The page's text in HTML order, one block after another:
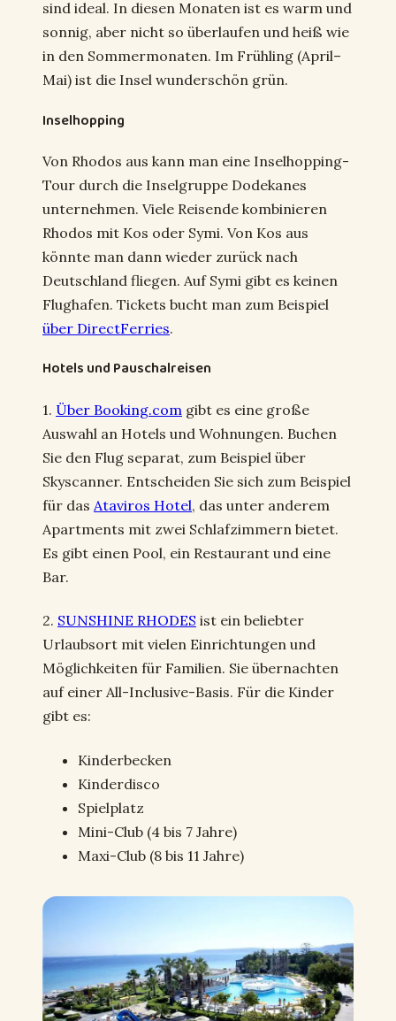
sind ideal. In diesen Monaten ist es warm und
sonnig, aber nicht so überlaufen und heiß wie
in den Sommermonaten. Im Frühling (April–
Mai) ist die Insel wunderschön grün.
Inselhopping
Von Rhodos aus kann man eine Inselhopping-
Tour durch die Inselgruppe Dodekanes
unternehmen. Viele Reisende kombinieren
Rhodos mit Kos oder Symi. Von Kos aus
könnte man dann wieder zurück nach
Deutschland fliegen. Auf Symi gibt es keinen
Flughafen. Tickets bucht man zum Beispiel
über DirectFerries.
Hotels und Pauschalreisen
1. Über Booking.com gibt es eine große
Auswahl an Hotels und Wohnungen. Buchen
Sie den Flug separat, zum Beispiel über
Skyscanner. Entscheiden Sie sich zum Beispiel
für das Ataviros Hotel, das unter anderem
Apartments mit zwei Schlafzimmern bietet.
Es gibt einen Pool, ein Restaurant und eine
Bar.
2. SUNSHINE RHODES ist ein beliebter
Urlaubsort mit vielen Einrichtungen und
Möglichkeiten für Familien. Sie übernachten
auf einer All-Inclusive-Basis. Für die Kinder
gibt es:
Kinderbecken
Kinderdisco
Spielplatz
Mini-Club (4 bis 7 Jahre)
Maxi-Club (8 bis 11 Jahre)